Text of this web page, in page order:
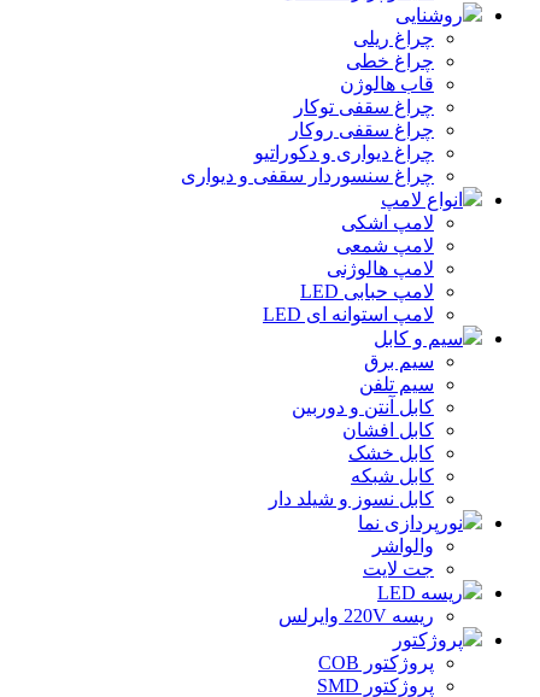
روشنایی
چراغ ریلی
چراغ خطی
قاب هالوژن
چراغ سقفی توکار
چراغ سقفی روکار
چراغ دیواری و دکوراتیو
چراغ سنسوردار سقفی و دیواری
انواع لامپ
لامپ اشکی
لامپ شمعی
لامپ هالوژنی
لامپ حبابی LED
لامپ استوانه ای LED
سیم و کابل
سیم برق
سیم تلفن
کابل آنتن و دوربین
کابل افشان
کابل خشک
کابل شبکه
کابل نسوز و شیلد دار
نورپردازی نما
والواشر
جت لایت
ریسه LED
ریسه 220V وایرلس
پروژکتور
پروژکتور COB
پروژکتور SMD